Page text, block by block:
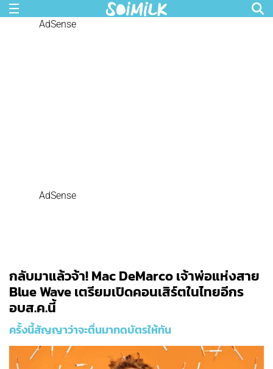
AdSense
AdSense
กลับมาแล้วจ้า! Mac DeMarco เจ้าพ่อแห่งสาย
Blue Wave เตรียมเปิดคอนเสิร์ตในไทยอีกร
อบส.ค.นี้
ครั้งนี้สัญญาว่าจะตื่นมากดบัตรให้ทัน